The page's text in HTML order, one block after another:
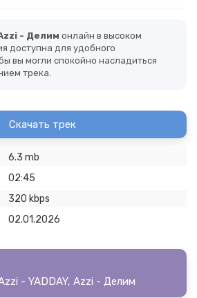
Azzi - Делим онлайн в высоком
доступна для удобного
вы могли спокойно насладиться
трека.
Скачать трек
6.3 mb
02:45
320 kbps
02.01.2026
- YADDAY, Azzi - Делим